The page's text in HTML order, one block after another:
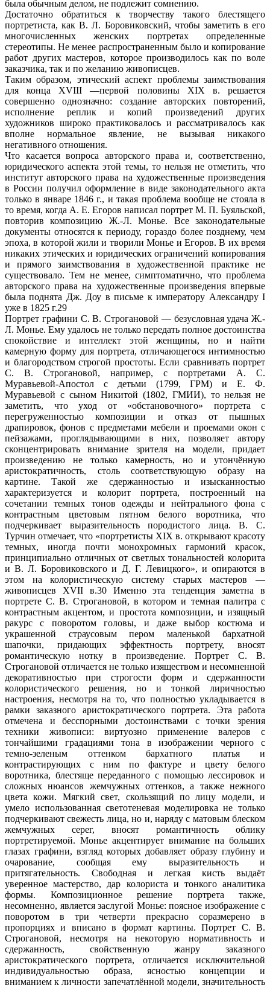
была обычным делом, не подлежит сомнению.
Достаточно обратиться к творчеству такого блестящего
портретиста, как В. Л. Боровиковский, чтобы заметить в его
многочисленных женских портретах определенные
стереотипы. Не менее распространенным было и копирование
работ других мастеров, которое производилось как по воле
заказчика, так и по желанию живописцев.
Таким образом, этический аспект проблемы заимствования
для конца XVIII —первой половины XIX в. решается
совершенно однозначно: создание авторских повторений,
исполнение реплик и копий произведений других
художников широко практиковалось и рассматривалось как
вполне нормальное явление, не вызывая никакого
негативного отношения.
Что касается вопроса авторского права и, соответственно,
юридического аспекта этой темы, то нельзя не отметить, что
институт авторского права на художественные произведения
в России получил оформление в виде законодательного акта
только в январе 1846 г., и такая проблема вообще не стояла в
то время, когда А. Е. Егоров написал портрет М. П. Буяльской,
повторив композицию Ж.-Л. Монье. Все законодательные
документы относятся к периоду, гораздо более позднему, чем
эпоха, в которой жили и творили Монье и Егоров. В их время
никаких этических и юридических ограничений копирования
и прямого заимствования в художественной практике не
существовало. Тем не менее, симптоматично, что проблема
авторского права на художественные произведения впервые
была поднята Дж. Доу в письме к императору Александру I
уже в 1825 г.29
Портрет графини С. В. Строгановой — безусловная удача Ж.-
Л. Монье. Ему удалось не только передать полное достоинства
спокойствие и интеллект этой женщины, но и найти
камерную форму для портрета, отличающегося интимностью
и благородством строгой простоты. Если сравнивать портрет
С. В. Строгановой, например, с портретами А. С.
Муравьевой-Апостол с детьми (1799, ГРМ) и Е. Ф.
Муравьевой с сыном Никитой (1802, ГМИИ), то нельзя не
заметить, что уход от «обстановочного» портрета с
перегруженностью композиции и отказ от пышных
драпировок, фонов с предметами мебели и проемами окон с
пейзажами, проглядывающими в них, позволяет автору
сконцентрировать внимание зрителя на модели, придает
произведению не только камерность, но и утончённую
аристократичность, столь соответствующую образу на
картине. Такой же сдержанностью и изысканностью
характеризуется и колорит портрета, построенный на
сочетании темных тонов одежды и нейтрального фона с
контрастным цветовым пятном белого воротника, что
подчеркивает выразительность породистого лица. В. С.
Турчин отмечает, что «портретисты XIX в. открывают красоту
темных, иногда почти монохромных гармоний красок,
принципиально отличных от светлых тональностей колорита
и В. Л. Боровиковского и Д. Г. Левицкого», и опираются в
этом на колористическую систему старых мастеров —
живописцев XVII в.30 Именно эта тенденция заметна в
портрете С. В. Строгановой, в котором и темная палитра с
контрастным акцентом, и простота композиции, и изящный
ракурс с поворотом головы, и даже выбор костюма и
украшенной страусовым пером маленькой бархатной
шапочки, придающих эффектность портрету, вносят
романтическую нотку в произведение. Портрет С. В.
Строгановой отличается не только изяществом и несомненной
декоративностью при строгости форм и сдержанности
колористического решения, но и тонкой лиричностью
настроения, несмотря на то, что полностью укладывается в
рамки заказного аристократического портрета. Эта работа
отмечена и бесспорными достоинствами с точки зрения
техники живописи: виртуозно применение валеров с
тончайшими градациями тона в изображении черного с
темно-зеленым оттенком бархатного платья и
контрастирующих с ним по фактуре и цвету белого
воротника, блестяще переданного с помощью лессировок и
сложных нюансов жемчужных оттенков, а также нежного
цвета кожи. Мягкий свет, скользящий по лицу модели, и
умело использованная светотеневая моделировка не только
подчеркивают свежесть лица, но и, наряду с матовым блеском
жемчужных серег, вносят романтичность облику
портретируемой. Монье акцентирует внимание на больших
глазах графини, взгляд которых добавляет образу глубину и
очарование, сообщая ему выразительность и
притягательность. Свободная и легкая кисть выдаёт
уверенное мастерство, дар колориста и тонкого аналитика
формы. Композиционное решение портрета также,
несомненно, является заслугой Монье: поясное изображение с
поворотом в три четверти прекрасно соразмерено в
пропорциях и вписано в формат картины. Портрет С. В.
Строгановой, несмотря на некоторую нормативность и
сдержанность, свойственную жанру заказного
аристократического портрета, отличается исключительной
индивидуальностью образа, ясностью концепции и
вниманием к личности запечатлённой модели, значительность